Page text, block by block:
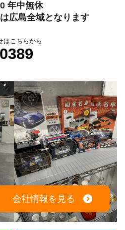
年中無休
広島全域となります
はこちらから
会社情報を見る